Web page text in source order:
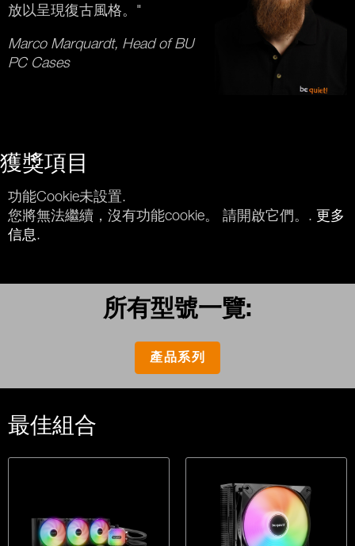
放以呈現復古風格。"
Marco Marquardt, Head of BU
PC Cases
獲獎項目
功能Cookie未設置.
您將無法繼續，沒有功能cookie。 請開啟它們。. 更多
信息.
所有型號一覽:
產品系列
最佳組合